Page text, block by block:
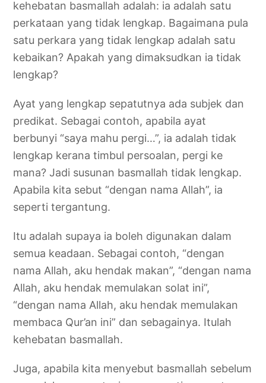
kehebatan basmallah adalah: ia adalah satu
perkataan yang tidak lengkap. Bagaimana pula
satu perkara yang tidak lengkap adalah satu
kebaikan? Apakah yang dimaksudkan ia tidak
lengkap?
Ayat yang lengkap sepatutnya ada subjek dan
predikat. Sebagai contoh, apabila ayat
berbunyi “saya mahu pergi…”, ia adalah tidak
lengkap kerana timbul persoalan, pergi ke
mana? Jadi susunan basmallah tidak lengkap.
Apabila kita sebut “dengan nama Allah”, ia
seperti tergantung.
Itu adalah supaya ia boleh digunakan dalam
semua keadaan. Sebagai contoh, “dengan
nama Allah, aku hendak makan”, “dengan nama
Allah, aku hendak memulakan solat ini”,
“dengan nama Allah, aku hendak memulakan
membaca Qur’an ini” dan sebagainya. Itulah
kehebatan basmallah.
Juga, apabila kita menyebut basmallah sebelum